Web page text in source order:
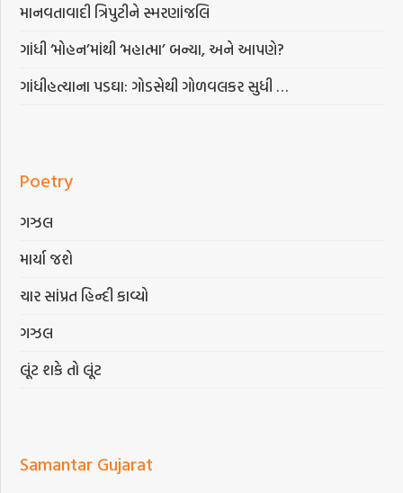
માનવતાવાદી ત્રિપુટીને સ્મરણાંજલિ
ગાંધી ‘મોહન’માંથી ‘મહાત્મા’ બન્યા, અને આપણે?
ગાંધીહત્યાના પડઘા: ગોડસેથી ગોળવલકર સુધી …
Poetry
ગઝલ
માર્યા જશે
ચાર સાંપ્રત હિન્દી કાવ્યો
ગઝલ
લૂંટ શકે તો લૂંટ
Samantar Gujarat